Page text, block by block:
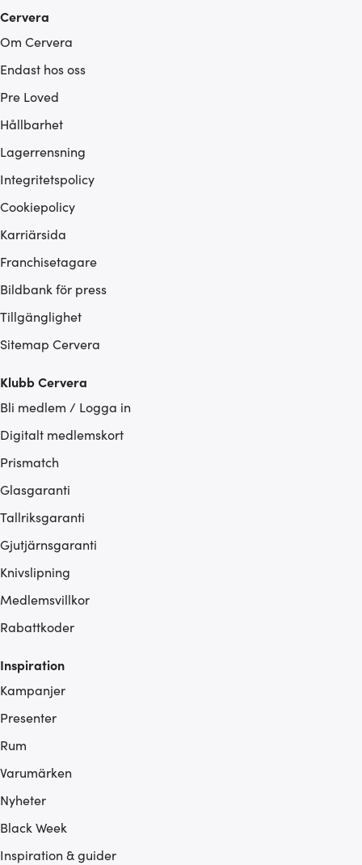
Cervera
Om Cervera
Endast hos oss
Pre Loved
Hållbarhet
Lagerrensning
Integritetspolicy
Cookiepolicy
Karriärsida
Franchisetagare
Bildbank för press
Tillgänglighet
Sitemap Cervera
Klubb Cervera
Bli medlem / Logga in
Digitalt medlemskort
Prismatch
Glasgaranti
Tallriksgaranti
Gjutjärnsgaranti
Knivslipning
Medlemsvillkor
Rabattkoder
Inspiration
Kampanjer
Presenter
Rum
Varumärken
Nyheter
Black Week
Inspiration & guider